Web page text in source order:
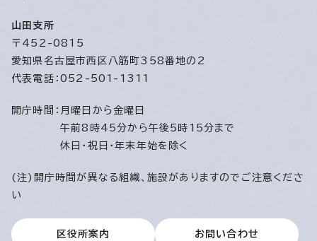
山田支所
〒452-0815
愛知県名古屋市西区八筋町358番地の2
代表電話：052-501-1311
開庁時間： 月曜日から金曜日
午前8時45分から午後5時15分まで
休日・祝日・年末年始を除く
(注)開庁時間が異なる組織、施設がありますのでご注意くださ
い
区役所案内 お問い合わせ